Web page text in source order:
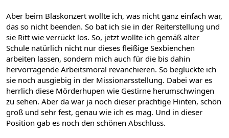
Aber beim Blaskonzert wollte ich, was nicht ganz einfach war,
das so nicht beenden. So bat ich sie in der Reiterstellung und
sie Ritt wie verrückt los. So, jetzt wollte ich gemäß alter
Schule natürlich nicht nur dieses fleißige Sexbienchen
arbeiten lassen, sondern mich auch für die bis dahin
hervorragende Arbeitsmoral revanchieren. So beglückte ich
sie noch ausgiebig in der Missionarsstellung. Dabei war es
herrlich diese Mörderhupen wie Gestirne herumschwingen
zu sehen. Aber da war ja noch dieser prächtige Hinten, schön
groß und sehr fest, genau wie ich es mag. Und in dieser
Position gab es noch den schönen Abschluss.